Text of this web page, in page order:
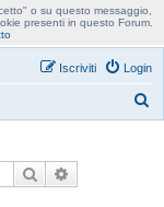
Login
Iscriviti
Cerca
o su questo messaggio,
presenti in questo Forum.